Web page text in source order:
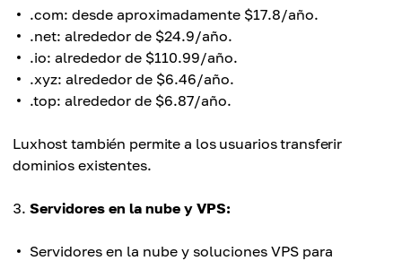
.com: desde aproximadamente $17.8/año.
.net: alrededor de $24.9/año.
.io: alrededor de $110.99/año.
.xyz: alrededor de $6.46/año.
.top: alrededor de $6.87/año.
Luxhost también permite a los usuarios transferir
dominios existentes.
Servidores en la nube y VPS:
Servidores en la nube y soluciones VPS para